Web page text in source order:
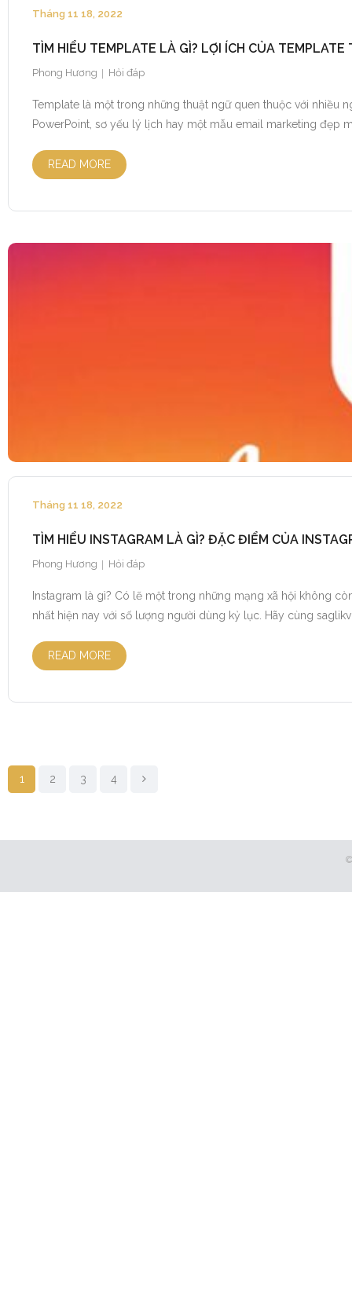
TÌM HIỂU TEMPLATE LÀ GÌ? LỢI ÍCH CỦA TEMPLATE
Tháng 11 18, 2022
Phong Hương Hỏi đáp
Template là một trong những thuật ngữ quen thuộc với nhiều
PowerPoint, sơ yếu lý lịch hay một mẫu email marketing đẹp
READ MORE
TÌM HIỂU INSTAGRAM LÀ GÌ? ĐẶC ĐIỂM CỦA
Tháng 11 18, 2022
Phong Hương Hỏi đáp
Instagram là gì? Có lẽ một trong những mạng xã hội không
nhất hiện nay với số lượng người dùng kỷ lục. Hãy cùng
READ MORE
1 2 3 4